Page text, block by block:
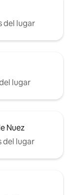
del lugar
lugar
Nuez
del lugar